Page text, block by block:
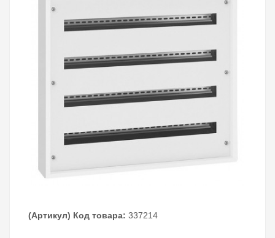
(Артикул) Код товара: 337214